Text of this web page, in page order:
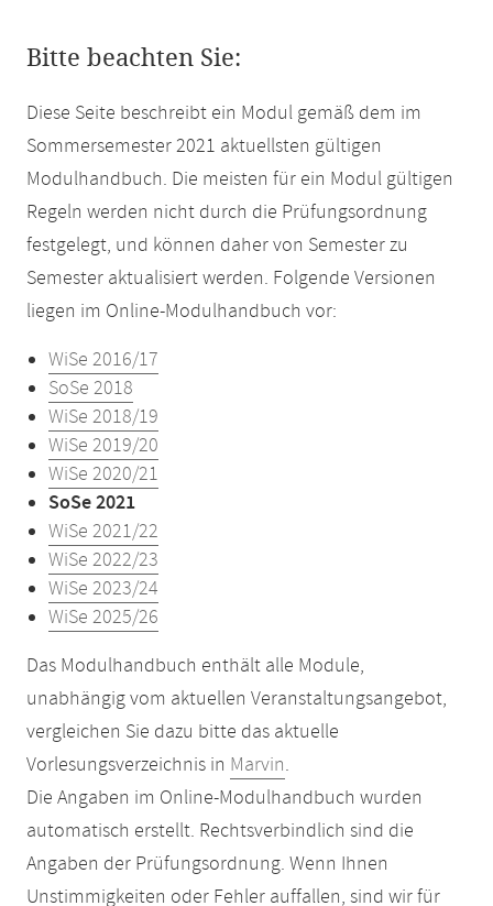
Bitte beachten Sie:
Diese Seite beschreibt ein Modul gemäß dem im
Sommersemester 2021 aktuellsten gültigen
Modulhandbuch. Die meisten für ein Modul gültigen
Regeln werden nicht durch die Prüfungsordnung
festgelegt, und können daher von Semester zu
Semester aktualisiert werden. Folgende Versionen
liegen im Online-Modulhandbuch vor:
WiSe 2016/17
SoSe 2018
WiSe 2018/19
WiSe 2019/20
WiSe 2020/21
SoSe 2021
WiSe 2021/22
WiSe 2022/23
WiSe 2023/24
WiSe 2025/26
Das Modulhandbuch enthält alle Module,
unabhängig vom aktuellen Veranstaltungsangebot,
vergleichen Sie dazu bitte das aktuelle
Vorlesungsverzeichnis in Marvin.
Die Angaben im Online-Modulhandbuch wurden
automatisch erstellt. Rechtsverbindlich sind die
Angaben der Prüfungsordnung. Wenn Ihnen
Unstimmigkeiten oder Fehler auffallen, sind wir für